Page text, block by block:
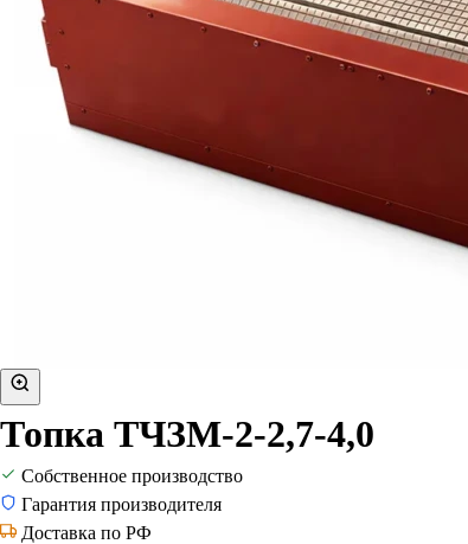
Топка ТЧЗМ-2-2,7-4,0
Собственное производство
Гарантия производителя
Доставка по РФ